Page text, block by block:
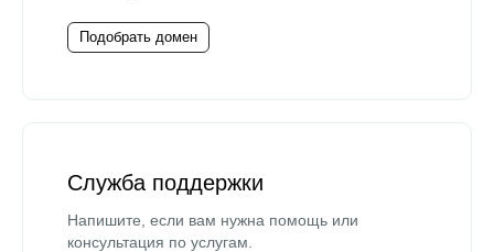
Подобрать домен
Служба поддержки
Напишите, если вам нужна помощь или
консультация по услугам.